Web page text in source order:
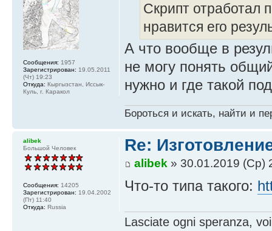
Сообщения: 1957
Зарегистрирован: 19.05.2011
(Чт) 19:23
Откуда: Кыргызстан, Иссык-
Куль, г. Каракол
Скрипт отработал
нравится его
А что вообще в
не могу понять
нужно и где такой
Бороться и искать, найти и
alibek
Большой Человек
Сообщения: 14205
Зарегистрирован: 19.04.2002
(Пт) 11:40
Откуда: Russia
Re:
alibek» 30.01.2019 (Ср)
Что-то типа такого:
Lasciate ogni speranza,